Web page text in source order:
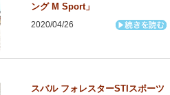
ング M Sport」
2020/04/26
スバル フォレスターSTIスポーツ